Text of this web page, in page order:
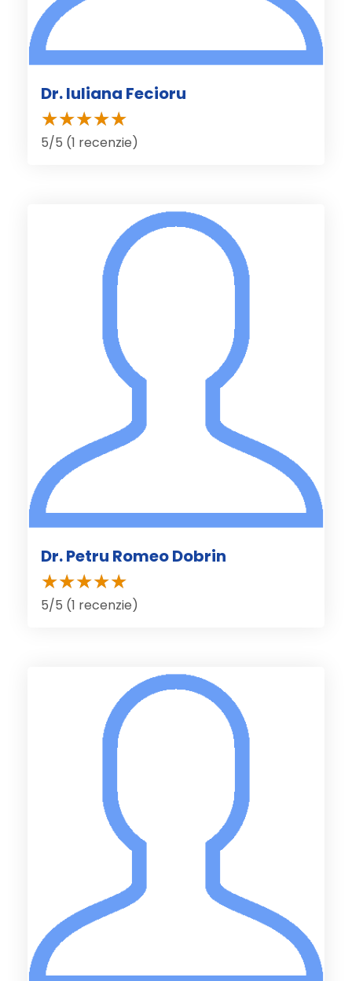
Dr. Iuliana Fecioru
5/5 (1 recenzie)
Dr. Petru Romeo Dobrin
5/5 (1 recenzie)